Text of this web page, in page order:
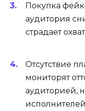
Покупка
аудитория
страдает
Отсутствие
мониторят
аудиторией,